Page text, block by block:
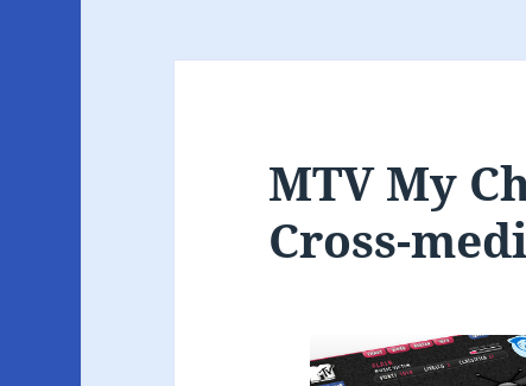
MTV My
Cross-